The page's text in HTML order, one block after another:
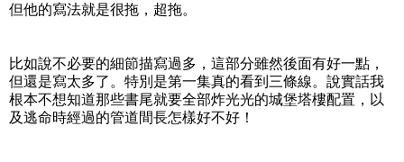
但他的寫法就是很拖，超拖。
比如說不必要的細節描寫過多，這部分雖然後面有好一點，
但還是寫太多了。特別是第一集真的看到三條線。說實話我
根本不想知道那些書尾就要全部炸光光的城堡塔樓配置，以
及逃命時經過的管道間長怎樣好不好！